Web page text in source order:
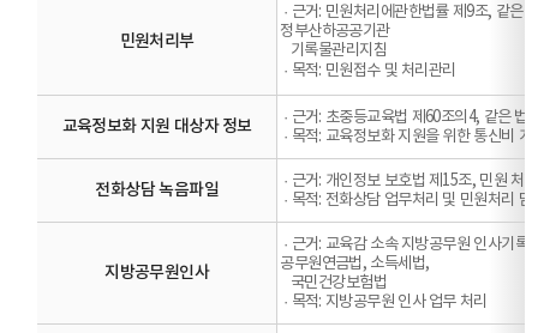
민원처리부
· 근거: 민원처리에관한법률 제9조, 같은
정부산하공공기관
기록물관리지침
· 목적: 민원접수 및 처리관리
교육정보화 지원 대상자 정보 · 근거: 초중등교육법 제60조의4, 같은 법
· 목적: 교육정보화 지원을 위한 통신비
전화상담 녹음파일 · 근거: 개인정보 보호법 제15조, 민원 처
· 목적: 전화상담 업무처리 및 민원처리 담
지방공무원인사
· 근거: 교육감 소속 지방공무원 인사기록
공무원연금법, 소득세법,
국민건강보험법
· 목적: 지방공무원 인사 업무 처리